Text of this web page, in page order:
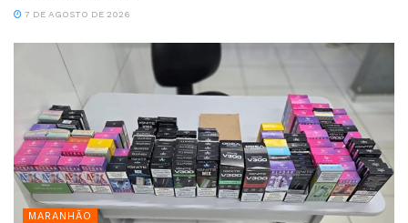
7 DE AGOSTO DE 2026
MARANHÃO